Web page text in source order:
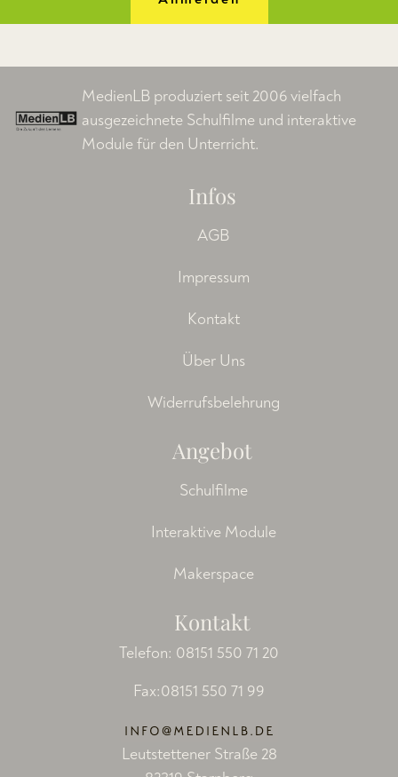
MedienLB produziert seit 2006 vielfach
ausgezeichnete Schulfilme und interaktive
Module für den Unterricht.
Infos
AGB
Impressum
Kontakt
Über Uns
Widerrufsbelehrung
Angebot
Schulfilme
Interaktive Module
Makerspace
Kontakt
Telefon: 08151 550 71 20
Fax:08151 550 71 99
Leutstettener Straße 28